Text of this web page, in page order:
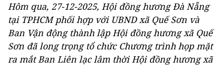
Hôm qua, 27-12-2025, Hội đồng hương Đà Nẵng
tại TPHCM phối hợp với UBND xã Quế Sơn và
Ban Vận động thành lập Hội đồng hương xã Quế
Sơn đã long trọng tổ chức Chương trình họp mặt
ra mắt Ban Liên lạc lâm thời Hội đồng hương xã